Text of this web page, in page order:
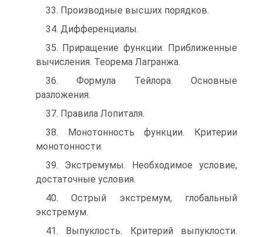
33. Производные высших порядков.
34. Дифференциалы.
35. Приращение функции. Приближенные
вычисления. Теорема Лагранжа.
36. Формула Тейлора. Основные
разложения.
37. Правила Лопиталя.
38. Монотонность функции. Критерии
монотонности.
39. Экстремумы. Необходимое условие,
достаточные условия.
40. Острый экстремум, глобальный
экстремум.
41. Выпуклость. Критерий выпуклости.